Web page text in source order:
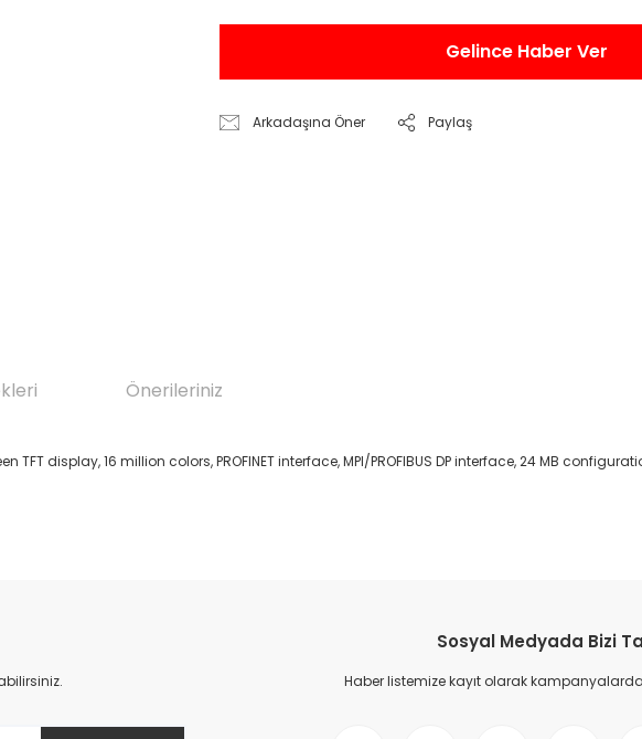
Gelince Haber Ver
Arkadaşına Öner Paylaş
Önerileriniz
display, 16 million colors, PROFINET interface, MPI/PROFIBUS DP interface, 24 MB
Sosyal Medyada Bizi
Haber listemize kayıt olarak